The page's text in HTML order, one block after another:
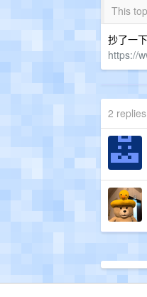
This
抄了一
https://
2 replies